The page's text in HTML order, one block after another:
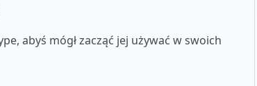
abyś mógł zacząć jej używać w swoich